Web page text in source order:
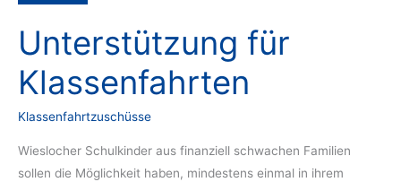
Unterstützung für
Klassenfahrten
Klassenfahrtzuschüsse
Wieslocher Schulkinder aus finanziell schwachen Familien
sollen die Möglichkeit haben, mindestens einmal in ihrem